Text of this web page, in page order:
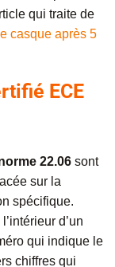
qui traite de
casque après 5
ECE
22.06 sont
sur la
spécifique.
l’intérieur d’un
qui indique le
chiffres qui